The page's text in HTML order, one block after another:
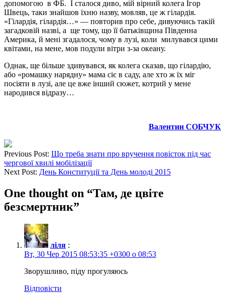
допомогою в ФБ. І сталося диво, мій вірний колега Ігор
Швець, таки знайшов їхню назву, мовляв, це ж гілардія.
«Гілардія, гілардія…» — повторив про себе, дивуючись такій
загадковій назві, а ще тому, що її батьківщина Південна
Америка, й мені згадалося, чому в лузі, коли милувався цими
квітами, на мене, мов подули вітри з-за океану.
Однак, ще більше здивувався, як колега сказав, що гілардію,
або «ромашку нарядну» мама сіє в саду, але хто ж їх міг
посіяти в лузі, але це вже інший сюжет, котрий у мене
народився відразу…
Валентин СОБЧУК
Previous Post: Що треба знати про вручення повісток під час
чергової хвилі мобілізації
Next Post: День Конституції та День молоді 2015
One thought on “Там, де цвіте
безсмертник”
ліля :
Вт, 30 Чер 2015 08:53:35 +0300 о 08:53
Зворушливо, піду прогуляюсь
Відповісти